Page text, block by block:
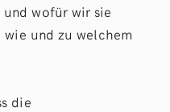
wofür wir sie
und zu welchem
die